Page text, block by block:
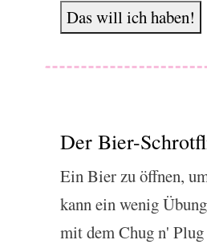
Das will ich haben!
Der Bier-
Ein Bier zu öffnen,
kann ein wenig
mit dem Chug n'